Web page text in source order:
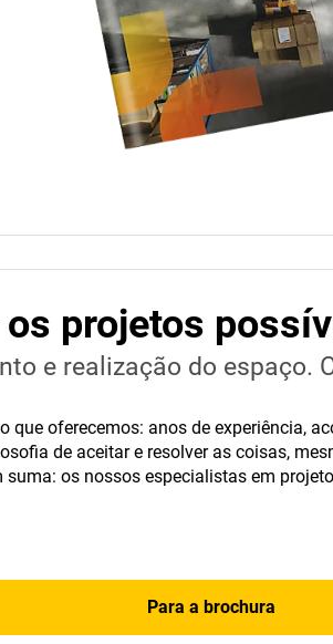
os projetos
e realização do espaço.
que oferecemos: anos de experiência,
de aceitar e resolver as coisas,
suma: os nossos especialistas em
Para a brochura